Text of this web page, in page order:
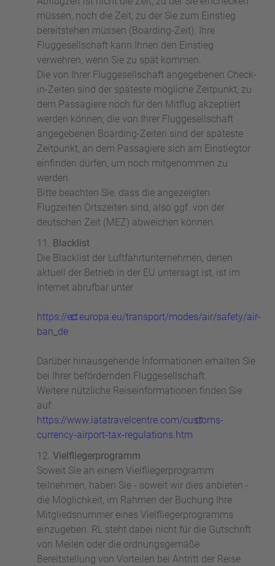
müssen, noch die Zeit, zu der Sie zum Einstieg
bereitstehen müssen (Boarding-Zeit). Ihre
Fluggesellschaft kann Ihnen den Einstieg
verwehren, wenn Sie zu spät kommen.
Die von Ihrer Fluggesellschaft angegebenen Check-
in-Zeiten sind der späteste mögliche Zeitpunkt, zu
dem Passagiere noch für den Mitflug akzeptiert
werden können; die von Ihrer Fluggesellschaft
angegebenen Boarding-Zeiten sind der späteste
Zeitpunkt, an dem Passagiere sich am Einstiegtor
einfinden dürfen, um noch mitgenommen zu
werden.
Bitte beachten Sie, dass die angezeigten
Flugzeiten Ortszeiten sind, also ggf. von der
deutschen Zeit (MEZ) abweichen können.
Blacklist
Die Blacklist der Luftfahrtunternehmen, denen
aktuell der Betrieb in der EU untersagt ist, ist im
Internet abrufbar unter
https://ec.europa.eu/transport/modes/air/safety/air-
ban_de
Darüber hinausgehende Informationen erhalten Sie
bei Ihrer befördernden Fluggesellschaft.
Weitere nützliche Reiseinformationen finden Sie
auf:
https://www.iatatravelcentre.com/customs-
currency-airport-tax-regulations.htm
Vielfliegerprogramm
Soweit Sie an einem Vielfliegerprogramm
teilnehmen, haben Sie - soweit wir dies anbieten -
die Möglichkeit, im Rahmen der Buchung Ihre
Mitgliedsnummer eines Vielfliegerprogramms
einzugeben. RL steht dabei nicht für die Gutschrift
von Meilen oder die ordnungsgemäße
Bereitstellung von Vorteilen bei Antritt der Reise